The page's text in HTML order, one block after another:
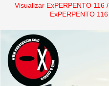
Visualizar ExPERPENTO 116 /
ExPERPENTO 116